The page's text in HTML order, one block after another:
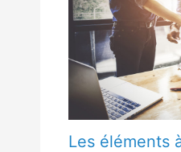
Les éléments